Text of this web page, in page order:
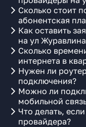
Сколько стоит
абонентская
Как оставить
на ул
Сколько
интернета в
Нужен ли
подключения?
Можно ли
мобильной
Что делать,
провайдера?